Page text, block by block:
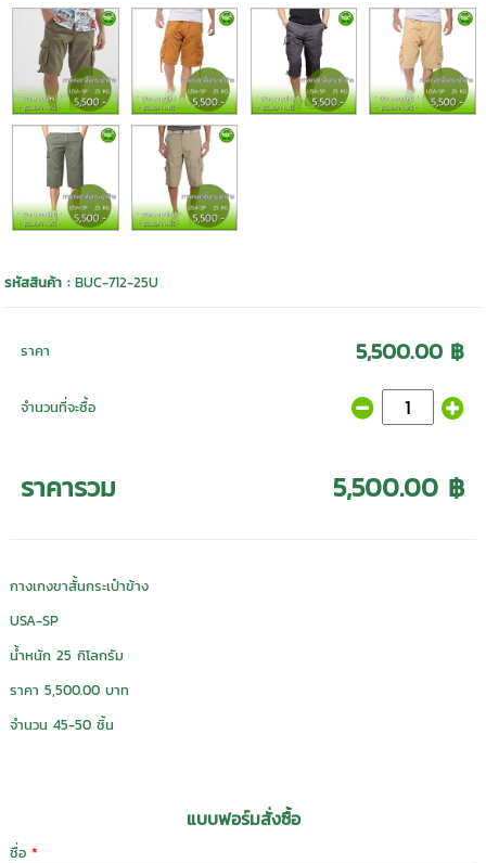
รหัสสินค้า :BUC-712-25U
ราคา 5,500.00 ฿
จำนวนที่จะซื้อ
ราคารวม 5,500.00 ฿
กางเกงขาสั้นกระเป๋าข้าง
USA-SP
น้ำหนัก 25 กิโลกรัม
ราคา 5,500.00 บาท
จำนวน 45-50 ชิ้น
แบบฟอร์มสั่งซื้อ
ชื่อ*